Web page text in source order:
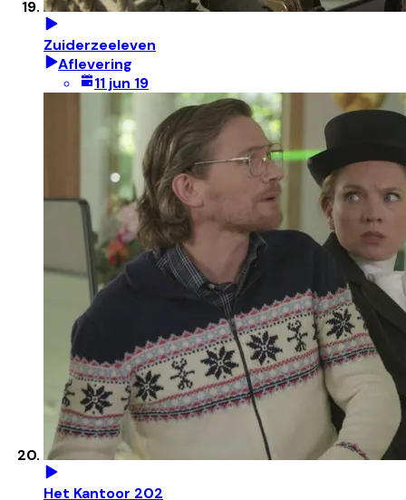
Zuiderzeeleven
Aflevering
11 jun 19
Het Kantoor 202